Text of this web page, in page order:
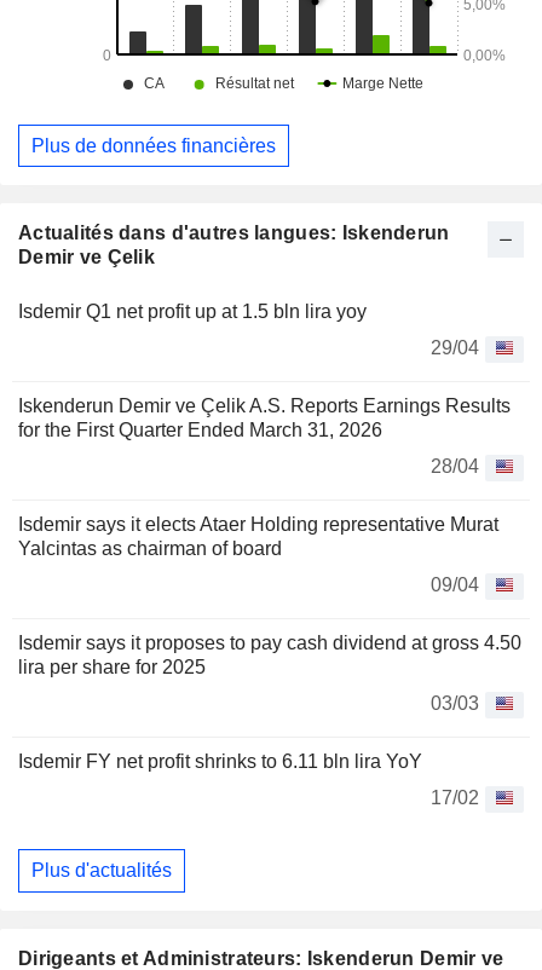
Actualités dans d'autres langues: Iskenderun
Demir ve Çelik
Isdemir Q1 net profit up at 1.5 bln lira yoy
29/04
Iskenderun Demir ve Çelik A.S. Reports Earnings Results
for the First Quarter Ended March 31, 2026
28/04
Isdemir says it elects Ataer Holding representative Murat
Yalcintas as chairman of board
09/04
Isdemir says it proposes to pay cash dividend at gross 4.50
lira per share for 2025
03/03
Isdemir FY net profit shrinks to 6.11 bln lira YoY
17/02
Plus d'actualités
Dirigeants et Administrateurs: Iskenderun Demir ve
Plus de données financières